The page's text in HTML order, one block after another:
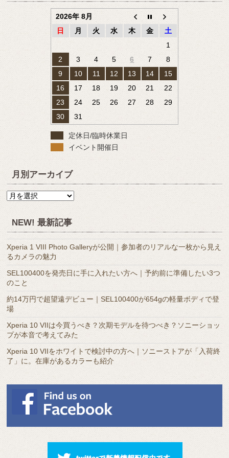
2026年 8月
日
月 火 水 木 金
土
1
2
3 4 5 6 7
8
9
10 11 12 13 14
15
16
17 18 19 20 21
22
23
24 25 26 27 28
29
30
31
定休日/臨時休業日
イベント開催日
月別アーカイブ
月
ー
カ
イ
ブ
NEW! 最新記事
Xperia 1 VIII Photo Galleryが公開｜参加者のリアルな一枚から見え
るカメラの魅力
SEL100400を発売日に手に入れたい方へ｜予約前に準備したい3つ
のこと
約14万円で超望遠デビュー｜SEL100400が654gの軽量ボディで登
場
Xperia 10 VIIは今買うべき？次期モデルを待つべき？ソニーショッ
プが本音で考えてみた
Xperia 10 VIIをホワイトで検討中の方へ｜ソニーストアが「入荷終
了」に。在庫があるカラーも紹介